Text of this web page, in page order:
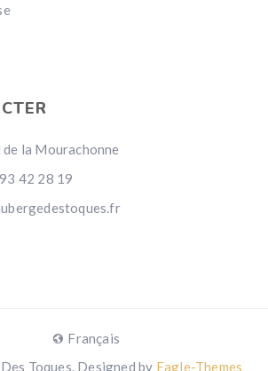
la Mourachonne
42 28 19
Français
Toques. Designed by Eagle-Themes